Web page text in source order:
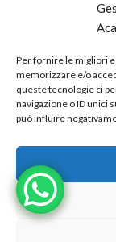
Per fornire le migliori
memorizzare e/o
queste tecnologie ci
navigazione o ID unici
può influire
LINK UTILI
ORARI NEGOZIO
Powered by